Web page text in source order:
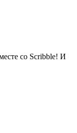
со Scribble! И